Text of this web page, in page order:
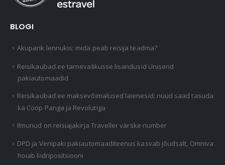
BLOGI
Akupank lennukis: mida peab reisija teadma?
Reisikaubad.ee tarnevalikusse lisandusid Unisend
pakiautomaadid
Reisikaubad.ee maksevõimalused laienesid: nüüd saad tasuda
ka Coop Panga ja Revolutiga
Ilmunud on reisiajakirja Traveller värske number
DPD ja Venipaki pakiautomaaditeenus kasvab jõudsalt, Omniva
hoiab liidripositsiooni